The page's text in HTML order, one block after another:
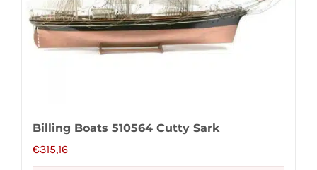
Billing Boats 510564 Cutty Sark
€315,16